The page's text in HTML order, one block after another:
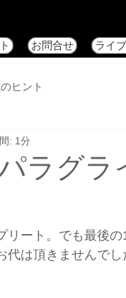
お問合せ ライ
ヒント
ラグラ
: 1分
ート。でも最後
代は頂きませんでし